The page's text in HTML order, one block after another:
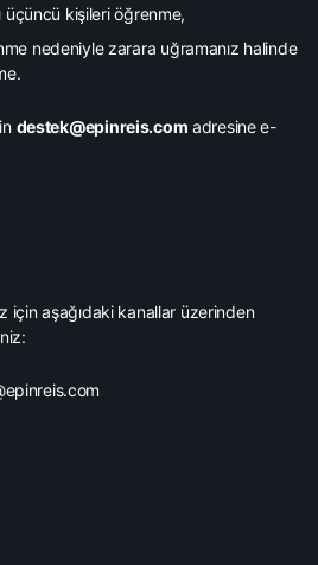
üçüncü kişileri öğrenme,
nedeniyle zarara uğramanız halinde
destek@epinreis.com adresine e-
için aşağıdaki kanallar üzerinden